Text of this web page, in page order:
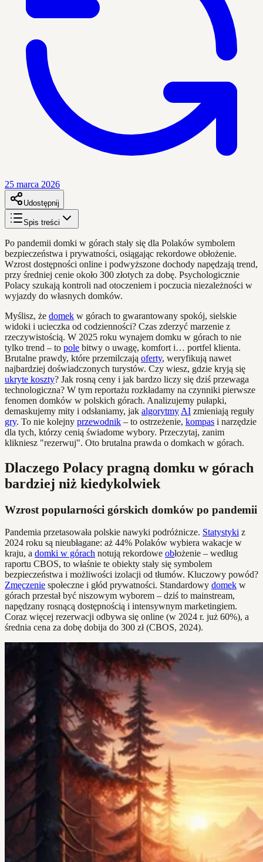
25 marca 2026
Udostępnij
Spis treści
Po pandemii domki w górach stały się dla Polaków symbolem
bezpieczeństwa i prywatności, osiągając rekordowe obłożenie.
Wzrost dostępności online i podwyższone dochody napędzają trend,
przy średniej cenie około 300 złotych za dobę. Psychologicznie
Polacy szukają kontroli nad otoczeniem i poczucia niezależności w
wyjazdy do własnych domków.
Myślisz, że domek w górach to gwarantowany spokój, sielskie
widoki i ucieczka od codzienności? Czas zderzyć marzenie z
rzeczywistością. W 2025 roku wynajem domku w górach to nie
tylko trend – to pole bitwy o uwagę, komfort i… portfel klienta.
Brutalne prawdy, które przemilczają oferty, weryfikują nawet
najbardziej doświadczonych turystów. Czy wiesz, gdzie kryją się
ukryte koszty? Jak rosną ceny i jak bardzo liczy się dziś przewaga
technologiczna? W tym reportażu rozkładamy na czynniki pierwsze
fenomen domków w polskich górach. Analizujemy pułapki,
demaskujemy mity i odsłaniamy, jak algorytmy AI zmieniają reguły
gry. To nie kolejny przewodnik – to ostrzeżenie, kompas i narzędzie
dla tych, którzy cenią świadome wybory. Przeczytaj, zanim
klikniesz "rezerwuj". Oto brutalna prawda o domkach w górach.
Dlaczego Polacy pragną domku w górach
bardziej niż kiedykolwiek
Wzrost popularności górskich domków po pandemii
Pandemia przetasowała polskie nawyki podróżnicze. Statystyki z
2024 roku są nieubłagane: aż 44% Polaków wybiera wakacje w
kraju, a domki w górach notują rekordowe obłożenie – według
raportu CBOS, to właśnie te obiekty stały się symbolem
bezpieczeństwa i możliwości izolacji od tłumów. Kluczowy powód?
Zmęczenie społeczne i głód prywatności. Standardowy domek w
górach przestał być niszowym wyborem – dziś to mainstream,
napędzany rosnącą dostępnością i intensywnym marketingiem.
Coraz więcej rezerwacji odbywa się online (w 2024 r. już 60%), a
średnia cena za dobę dobija do 300 zł (CBOS, 2024).